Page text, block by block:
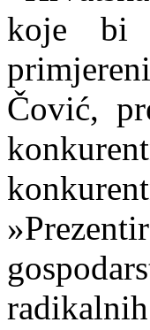
koje bi
Čović,